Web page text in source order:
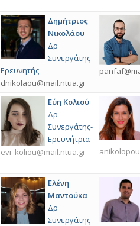
Δημήτριος
Νικολάου
Δρ
Συνεργάτης-
Ερευνητής
dnikolaou@mail.ntua.gr
Εύη Κολιού
Δρ
Συνεργάτης-
Ερευνήτρια
evi_koliou@mail.ntua.gr
Ελένη
Μαντούκα
Δρ
Συνεργάτης-